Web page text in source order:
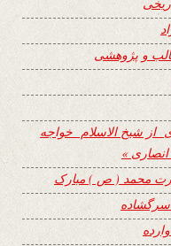
و پژوهشی
از شیخ الاسلام خواجه
انصاری »
محمد ( ص ) مبارک
سرگشاده